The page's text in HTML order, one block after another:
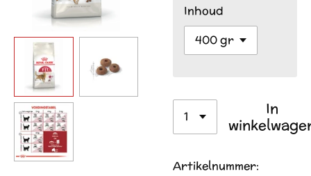
Inhoud
In
Artikelnummer: